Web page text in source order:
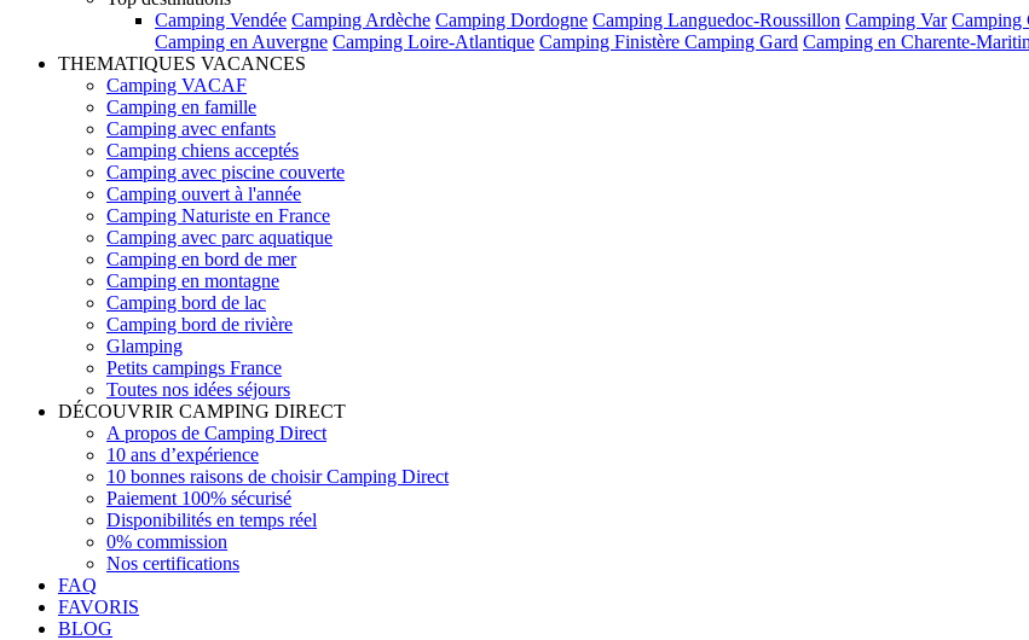
Camping Vendée Camping Ardèche Camping Dordogne Camping Languedoc-Roussillon Camping Var Camping
Camping en Auvergne Camping Loire-Atlantique Camping Finistère Camping Gard Camping en Charente-
THEMATIQUES VACANCES
Camping VACAF
Camping en famille
Camping avec enfants
Camping chiens acceptés
Camping avec piscine couverte
Camping ouvert à l'année
Camping Naturiste en France
Camping avec parc aquatique
Camping en bord de mer
Camping en montagne
Camping bord de lac
Camping bord de rivière
Glamping
Petits campings France
Toutes nos idées séjours
DÉCOUVRIR CAMPING DIRECT
A propos de Camping Direct
10 ans d’expérience
10 bonnes raisons de choisir Camping Direct
Paiement 100% sécurisé
Disponibilités en temps réel
0% commission
Nos certifications
FAQ
FAVORIS
BLOG